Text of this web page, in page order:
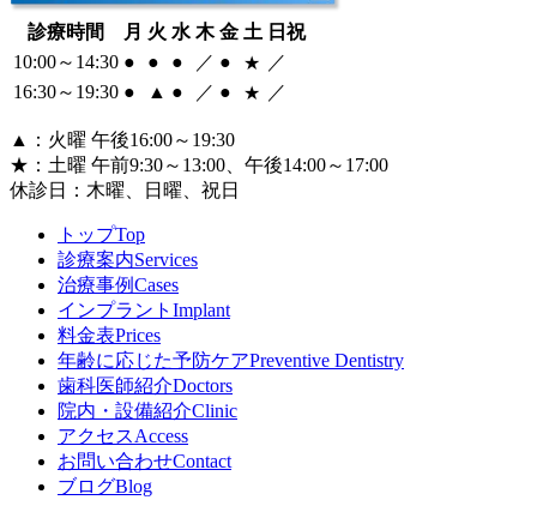
診療時間 月 火 水 木 金 土 日祝
10:00～14:30 ● ● ● ／ ● ★ ／
16:30～ 19:30 ● ▲ ● ／ ● ★ ／
▲
：火曜 午後16:00～19:30
★ ：土曜 午前9:30～13:00、午後14:00～17:00
休診日： 木曜、日曜、祝日
トップTop
診療案内Services
治療事例Cases
インプラント Implant
料金表Prices
年齢に応じた予防ケアPreventive Dentistry
歯科医師紹介Doctors
院内・設備紹介Clinic
アクセスAccess
お問い合わせContact
ブログBlog